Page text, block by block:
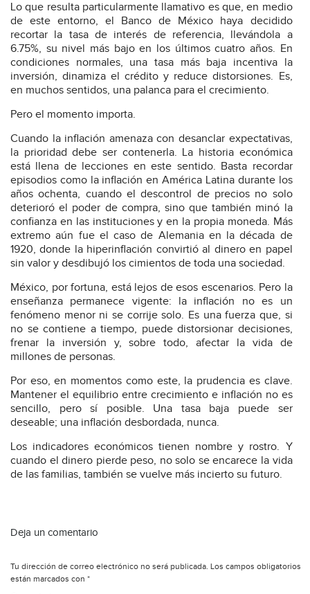
Lo que resulta particularmente llamativo es que, en medio
de este entorno, el Banco de México haya decidido
recortar la tasa de interés de referencia, llevándola a
6.75%, su nivel más bajo en los últimos cuatro años. En
condiciones normales, una tasa más baja incentiva la
inversión, dinamiza el crédito y reduce distorsiones. Es,
en muchos sentidos, una palanca para el crecimiento.
Pero el momento importa.
Cuando la inflación amenaza con desanclar expectativas,
la prioridad debe ser contenerla. La historia económica
está llena de lecciones en este sentido. Basta recordar
episodios como la inflación en América Latina durante los
años ochenta, cuando el descontrol de precios no solo
deterioró el poder de compra, sino que también minó la
confianza en las instituciones y en la propia moneda. Más
extremo aún fue el caso de Alemania en la década de
1920, donde la hiperinflación convirtió al dinero en papel
sin valor y desdibujó los cimientos de toda una sociedad.
México, por fortuna, está lejos de esos escenarios. Pero la
enseñanza permanece vigente: la inflación no es un
fenómeno menor ni se corrije solo. Es una fuerza que, si
no se contiene a tiempo, puede distorsionar decisiones,
frenar la inversión y, sobre todo, afectar la vida de
millones de personas.
Por eso, en momentos como este, la prudencia es clave.
Mantener el equilibrio entre crecimiento e inflación no es
sencillo, pero sí posible. Una tasa baja puede ser
deseable; una inflación desbordada, nunca.
Los indicadores económicos tienen nombre y rostro. Y
cuando el dinero pierde peso, no solo se encarece la vida
de las familias, también se vuelve más incierto su futuro.
Deja un comentario
Tu dirección de correo electrónico no será publicada. Los campos obligatorios
están marcados con *